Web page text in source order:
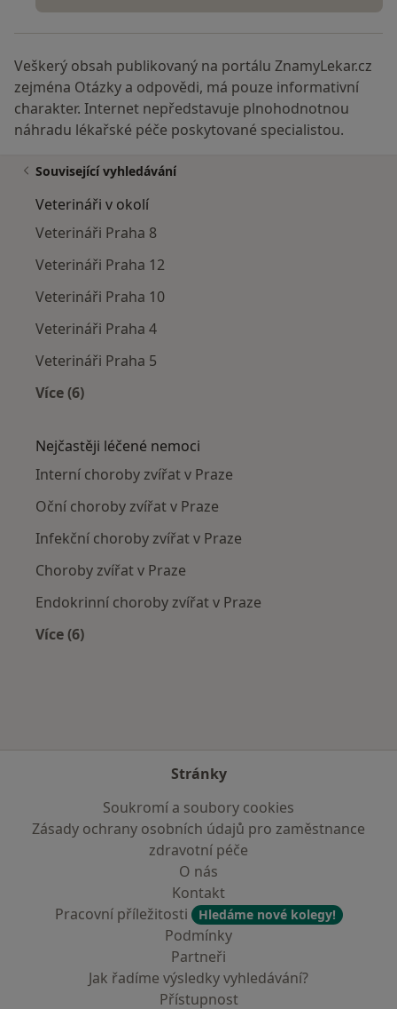
Veškerý obsah publikovaný na portálu ZnamyLekar.cz
zejména Otázky a odpovědi, má pouze informativní
charakter. Internet nepředstavuje plnohodnotnou
náhradu lékařské péče poskytované specialistou.
Související vyhledávání
Veterináři v okolí
Veterináři Praha 8
Veterináři Praha 12
Veterináři Praha 10
Veterináři Praha 4
Veterináři Praha 5
Více (6)
Nejčastěji léčené nemoci
Interní choroby zvířat v Praze
Oční choroby zvířat v Praze
Infekční choroby zvířat v Praze
Choroby zvířat v Praze
Endokrinní choroby zvířat v Praze
Více (6)
Stránky
Soukromí a soubory cookies
Zásady ochrany osobních údajů pro zaměstnance
zdravotní péče
O nás
Kontakt
Pracovní příležitosti
Hledáme nové kolegy!
Podmínky
Partneři
Jak řadíme výsledky vyhledávání?
Přístupnost